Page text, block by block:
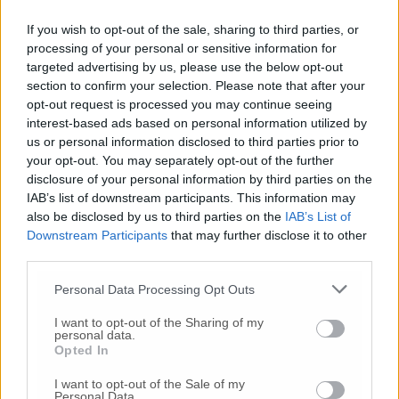
If you wish to opt-out of the sale, sharing to third parties, or
processing of your personal or sensitive information for
targeted advertising by us, please use the below opt-out
section to confirm your selection. Please note that after your
opt-out request is processed you may continue seeing
interest-based ads based on personal information utilized by
us or personal information disclosed to third parties prior to
your opt-out. You may separately opt-out of the further
disclosure of your personal information by third parties on the
IAB’s list of downstream participants. This information may
also be disclosed by us to third parties on the IAB’s List of
Downstream Participants that may further disclose it to other
Personal Data Processing Opt Outs
I want to opt-out of the Sharing of my
personal data.
Opted In
I want to opt-out of the Sale of my
Elis Marchetti
«I clienti abituali, quando entrano si sentono
a casa – affermaElis Marchetti de ‘L’osteria
della Piazza’in piazza Ugo Bassi -. Non hanno
questa paura di non stringerti la mano o di
non salutarti affettuosamente perché ti
come azienda, siamo comunque ancora più
scrupolosi del solito circa la pulizia e così è
avviene soprattutto pur di avere questo